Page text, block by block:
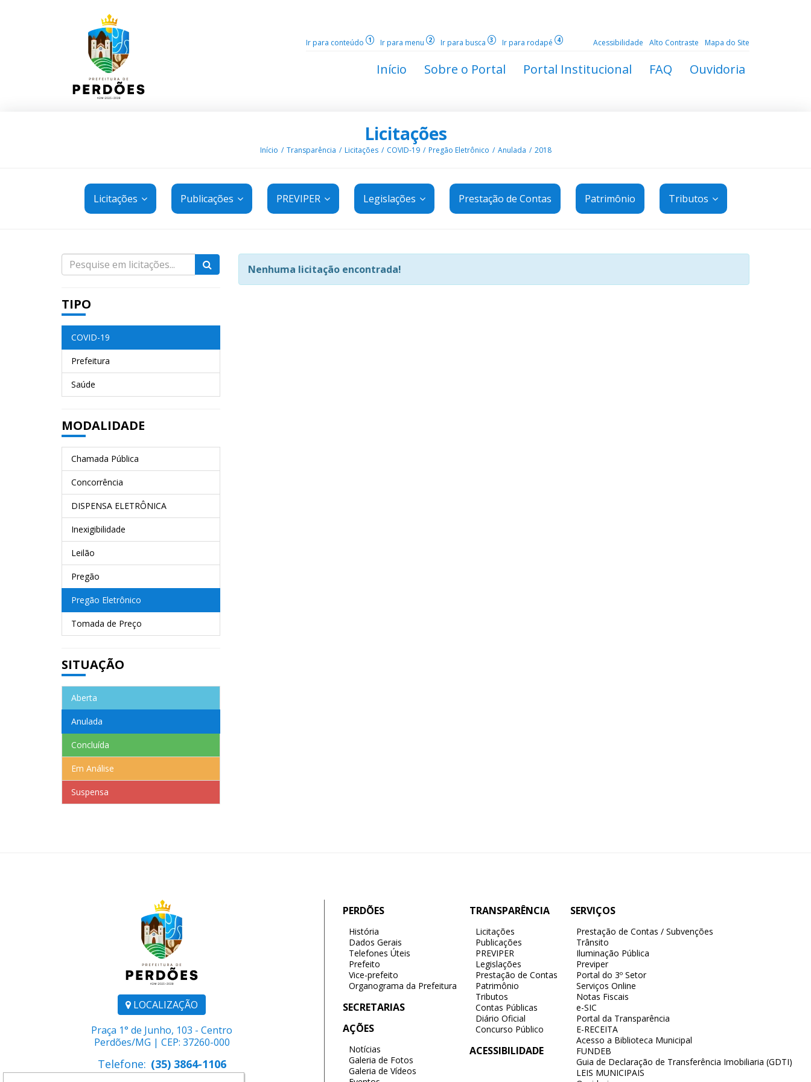
Ir para conteúdo 1 Ir para menu 2 Ir para busca 3 Ir para rodapé 4 Acessibilidade Alto Contraste Mapa do Site
Início Sobre o Portal Portal Institucional FAQ Ouvidoria
Licitações
Início Transparência Licitações COVID-19 Pregão Eletrônico Anulada 2018
Licitações Publicações PREVIPER Legislações Prestação de Contas Patrimônio Tributos
TIPO
COVID-19
Prefeitura
Saúde
MODALIDADE
Chamada Pública
Concorrência
DISPENSA ELETRÔNICA
Inexigibilidade
Leilão
Pregão
Pregão Eletrônico
Tomada de Preço
SITUAÇÃO
Aberta
Anulada
Concluída
Em Análise
Suspensa
Nenhuma licitação encontrada!
LOCALIZAÇÃO
Praça 1° de Junho, 103 - Centro
Perdões/MG | CEP: 37260-000
Telefone: (35) 3864-1106
PERDÕES
História
Dados Gerais
Telefones Úteis
Prefeito
Vice-prefeito
Organograma da Prefeitura
SECRETARIAS
AÇÕES
Notícias
Galeria de Fotos
Galeria de Vídeos
TRANSPARÊNCIA
Licitações
Publicações
PREVIPER
Legislações
Prestação de Contas
Patrimônio
Tributos
Contas Públicas
Diário Oficial
Concurso Público
ACESSIBILIDADE
SERVIÇOS
Prestação de Contas / Subvenções
Trânsito
Iluminação Pública
Previper
Portal do 3º Setor
Serviços Online
Notas Fiscais
e-SIC
Portal da Transparência
E-RECEITA
Acesso a Biblioteca Municipal
FUNDEB
Guia de Declaração de Transferência Imobiliaria (GDTI)
LEIS MUNICIPAIS